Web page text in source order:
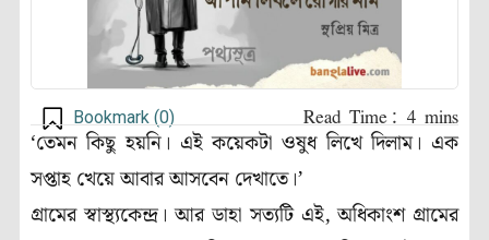
Bookmark (0)
‘তেমন কিছু হয়নি। এই কয়েকটা ওষুধ লিখে দিলাম। এক
সপ্তাহ খেয়ে আবার আসবেন দেখাতে।’
গ্রামের স্বাস্থ্যকেন্দ্র। আর ডাহা সত্যটি এই, অধিকাংশ গ্রামের